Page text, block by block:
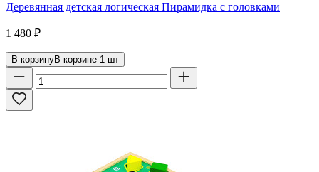
Деревянная детская логическая Пирамидка с головками
1 480 ₽
В корзинуВ корзине 1 шт